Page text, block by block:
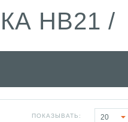
HB21 /
ПОКАЗЫВАТЬ: 20